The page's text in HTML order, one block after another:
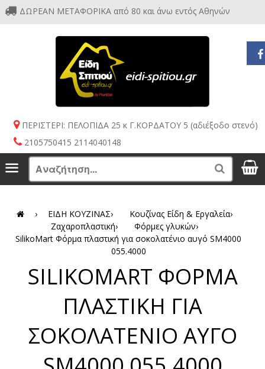
ΔΩΡΕΑΝ ΜΕΤΑΦΟΡΙΚΑ από 80 και άνω εντός Αθηνών
ΠΕΡΙΣΤΕΡΙ: ΠΕΛΟΠΙΔΑ 25 κ Γ.ΚΟΡΔΑΤΟΥ 5 (αδιέξοδο στενό)
2105750415 2114040148
Menu Search
› ΕΙΔΗ ΚΟΥΖΙΝΑΣ› Κουζίνας Είδη & Εργαλεία›
Ζαχαροπλαστική› Φόρμες γλυκών›
SilikoMart Φόρμα πλαστική για σοκολατένιο αυγό SM4000
055.4000
SILIKOMART ΦΟΡΜΑ
ΠΛΑΣΤΙΚΗ ΓΙΑ
ΣΟΚΟΛΑΤΕΝΙΟ ΑΥΓΟ